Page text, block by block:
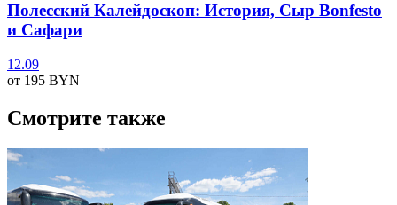
Полесский Калейдоскоп: История, Сыр Bonfesto
и Сафари
12.09
от 195 BYN
Смотрите также